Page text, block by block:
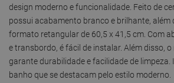
design moderno e funcionalidade. Feito de
possui acabamento branco e brilhante, além
formato retangular de 60,5 x 41,5 cm. Com
e transbordo, é fácil de instalar. Além disso,
garante durabilidade e facilidade de limpeza.
banho que se destacam pelo estilo moderno.